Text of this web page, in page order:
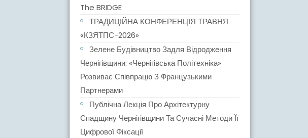
The BRIDGE
ТРАДИЦІЙНА КОНФЕРЕНЦІЯ ТРАВНЯ
«КЗЯТПС-2026»
Зелене Будівництво Задля Відродження
Чернігівщини: «Чернігівська Політехніка»
Розвиває Співпрацю З Французькими
Партнерами
Публічна Лекція Про Архітектурну
Спадщину Чернігівщини Та Сучасні Методи Її
Цифрової Фіксації